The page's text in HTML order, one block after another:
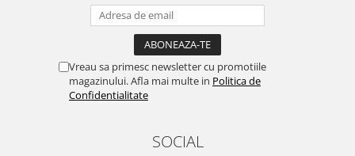
Vreau sa primesc newsletter cu promotiile
magazinului. Afla mai multe in Politica de
Confidentialitate
SOCIAL